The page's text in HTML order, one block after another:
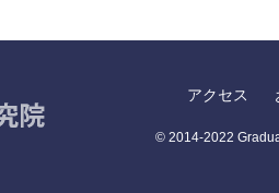
アクセス
© 2014-2022